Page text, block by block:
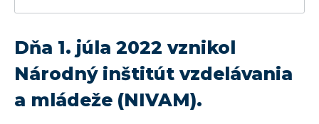
Dňa 1. júla 2022 vznikol
Národný inštitút vzdelávania
a mládeže (NIVAM).